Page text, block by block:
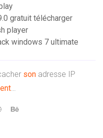
gratuit télécharger
player
windows 7 ultimate
sonadresse IP
…